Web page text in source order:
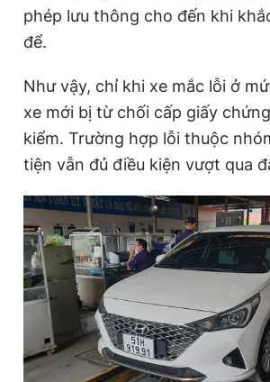
phép lưu thông cho đến khi
để.
Như vậy, chỉ khi xe mắc lỗi ở
xe mới bị từ chối cấp giấy
kiểm. Trường hợp lỗi thuộc
tiện vẫn đủ điều kiện vượt qua